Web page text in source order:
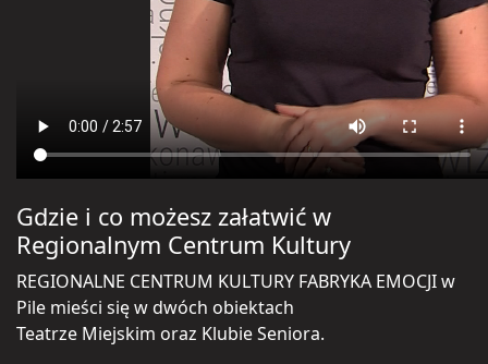
Gdzie i co możesz załatwić w
Regionalnym Centrum Kultury
REGIONALNE CENTRUM KULTURY FABRYKA EMOCJI w
Pile mieści się w dwóch obiektach
Teatrze Miejskim oraz Klubie Seniora.